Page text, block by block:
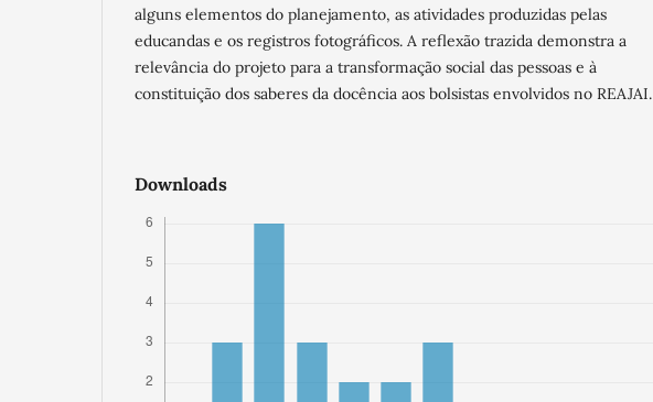
alguns elementos do planejamento, as atividades produzidas pelas
educandas e os registros fotográficos. A reflexão trazida demonstra a
relevância do projeto para a transformação social das pessoas e à
constituição dos saberes da docência aos bolsistas envolvidos no REAJAI.
Downloads